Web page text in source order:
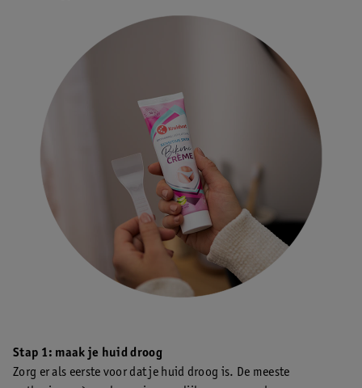
Stap 1: maak je huid droog
Zorg er als eerste voor dat je huid droog is. De meeste